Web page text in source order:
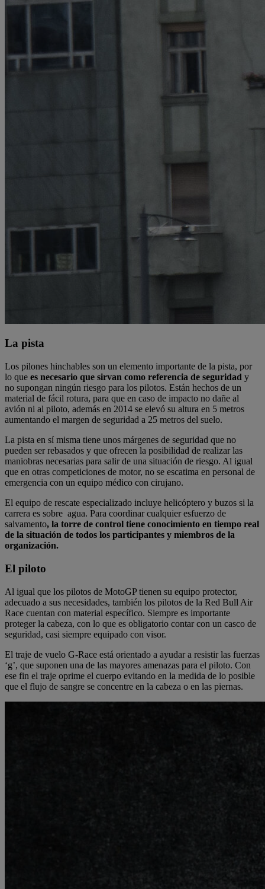
La pista
Los pilones hinchables son un elemento importante de la pista, por
lo que es necesario que sirvan como referencia de seguridad y
no supongan ningún riesgo para los pilotos. Están hechos de un
material de fácil rotura, para que en caso de impacto no dañe al
avión ni al piloto, además en 2014 se elevó su altura en 5 metros
aumentando el margen de seguridad a 25 metros del suelo.
La pista en sí misma tiene unos márgenes de seguridad que no
pueden ser rebasados y que ofrecen la posibilidad de realizar las
maniobras necesarias para salir de una situación de riesgo. Al igual
que en otras competiciones de motor, no se escatima en personal de
emergencia con un equipo médico con cirujano.
El equipo de rescate especializado incluye helicóptero y buzos si la
carrera es sobre agua. Para coordinar cualquier esfuerzo de
salvamento, la torre de control tiene conocimiento en tiempo real
de la situación de todos los participantes y miembros de la
organización.
El piloto
Al igual que los pilotos de MotoGP tienen su equipo protector,
adecuado a sus necesidades, también los pilotos de la Red Bull Air
Race cuentan con material específico. Siempre es importante
proteger la cabeza, con lo que es obligatorio contar con un casco de
seguridad, casi siempre equipado con visor.
El traje de vuelo G-Race está orientado a ayudar a resistir las fuerzas
‘g’, que suponen una de las mayores amenazas para el piloto. Con
ese fin el traje oprime el cuerpo evitando en la medida de lo posible
que el flujo de sangre se concentre en la cabeza o en las piernas.